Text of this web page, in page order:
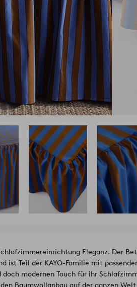
Eleganz. Der
ist Teil der KAYO-Familie mit
modernen Touch für ihr
Baumwollanbau auf der ganzen Welt